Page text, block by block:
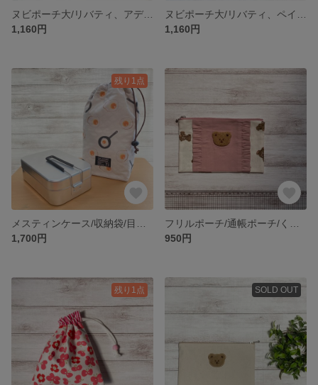
1,160円
1,160円
残り1点
1,700円
950円
残り1点 SOLD OUT